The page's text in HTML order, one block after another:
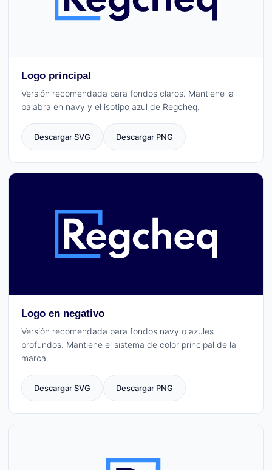
Logo principal
Versión recomendada para fondos claros. Mantiene la
palabra en navy y el isotipo azul de Regcheq.
Descargar SVG Descargar PNG
Logo en negativo
Versión recomendada para fondos navy o azules
profundos. Mantiene el sistema de color principal de la
marca.
Descargar SVG Descargar PNG